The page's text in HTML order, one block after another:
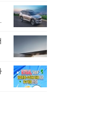
희망의 장소라고
게 삶을 풍요롭
보여주는 지혜
된다.김용환 전
목표가 크더라
말고 작은 것부
취해 나가
. 뼈아픈 실패
대가 된다는 긍